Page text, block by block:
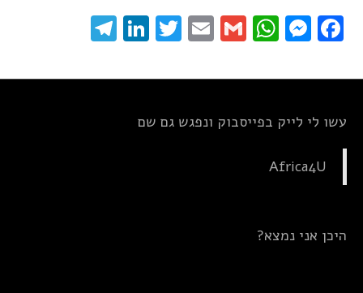
Facebook
Messenger
WhatsApp
Gmail
Email
Twitter
LinkedIn
עשו לי לייק בפייסבוק ונפגש גם שם
Africa4U
היכן אני נמצא?